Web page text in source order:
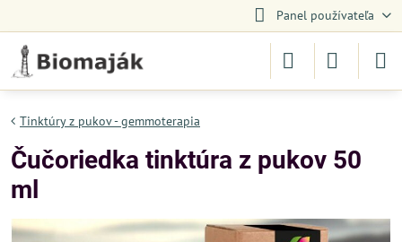
Panel používateľa
Tinktúry z pukov - gemmoterapia
Čučoriedka tinktúra z pukov 50
ml